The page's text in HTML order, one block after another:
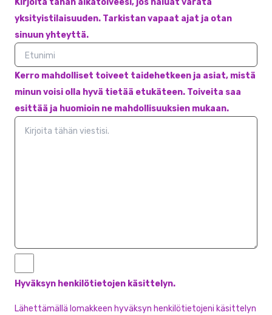
Kirjoita tähän aikatoiveesi, jos haluat varata
yksityistilaisuuden. Tarkistan vapaat ajat ja otan
sinuun yhteyttä.
Kerro mahdolliset toiveet taidehetkeen ja asiat, mistä
minun voisi olla hyvä tietää etukäteen. Toiveita saa
esittää ja huomioin ne mahdollisuuksien mukaan.
Hyväksyn henkilötietojen käsittelyn.
Lähettämällä lomakkeen hyväksyn henkilötietojeni käsittelyn